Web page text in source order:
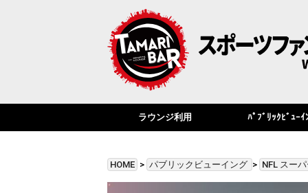
ラウンジ利用 ﾊﾟﾌﾞﾘｯｸﾋﾞｭｰｲ
HOME > パブリックビューイング > NFL スー